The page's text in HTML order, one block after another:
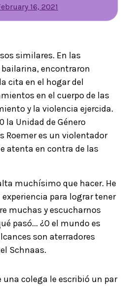
16, 2021
similares. En las
encontraron
cita en el hogar del
en el cuerpo de las
y la violencia ejercida.
la Unidad de Género
Roemer es un violentador
atenta en contra de las
muchísimo que hacer. He
para lograr tener
muchas y escucharnos
pasó... ¿O el mundo es
son aterradores
Schnaas.
una colega le escribió un par